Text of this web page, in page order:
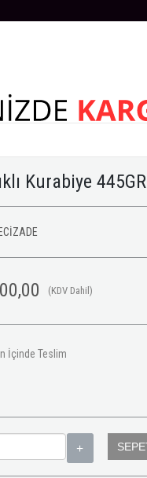
Kurabiye 445GR
(KDV Dahil)
İçinde Teslim